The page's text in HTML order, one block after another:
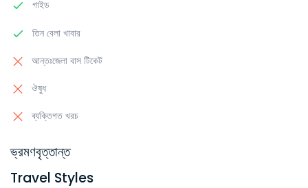
গাইড
তিন বেলা খাবার
আন্তঃজেলা বাস টিকেট
ঔষুধ
ব্যক্তিগত খরচ
ভ্রমণবৃত্তান্ত
Travel Styles